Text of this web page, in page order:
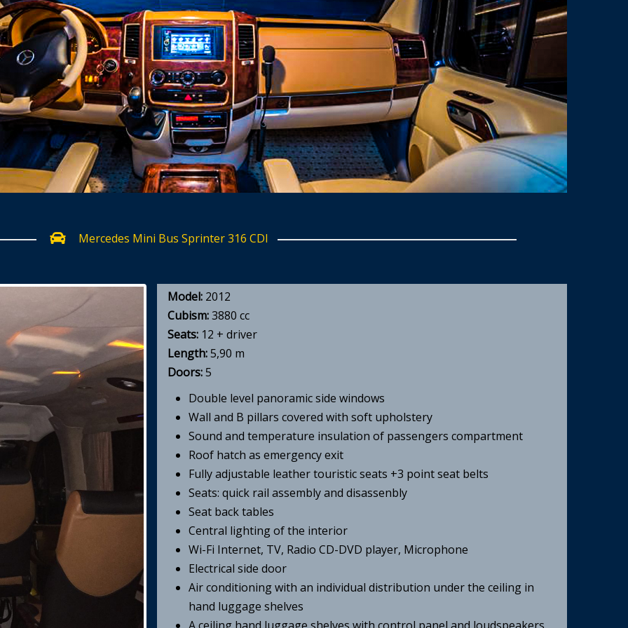
Mercedes Mini Bus Sprinter 316 CDI
Model: 2012
Cubism:3880 cc
Seats: 12 + driver
Length:5,90 m
Doors:5
Double level panoramic side windows
Wall and B pillars covered with soft upholstery
Sound and temperature insulation of passengers compartment
Roof hatch as emergency exit
Fully adjustable leather touristic seats +3 point seat belts
Seats: quick rail assembly and disassenbly
Seat back tables
Central lighting of the interior
Wi-Fi Internet, TV, Radio CD-DVD player, Microphone
Electrical side door
Air conditioning with an individual distribution under the ceiling in
hand luggage shelves